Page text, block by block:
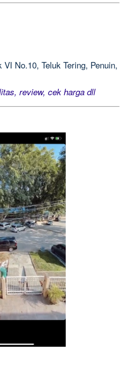
No.10, Teluk Tering, Penuin,
review, cek harga dll